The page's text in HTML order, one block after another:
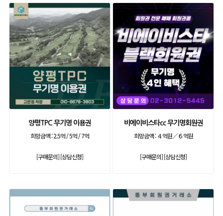
양평TPC 무기명 이용권
희망금액 :2.5억 / 5억 / 7억
[구매문의][상담신청]
비에이비스타cc 무기명회원권
희망금액 :４억원／６억원
[구매문의][상담신청]